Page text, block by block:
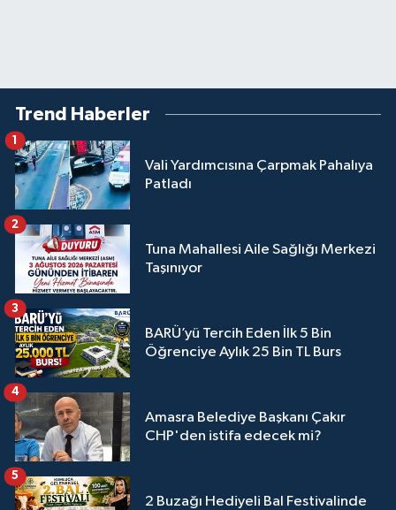
Trend Haberler
Vali Yardımcısına Çarpmak Pahalıya
Patladı
1
Tuna Mahallesi Aile Sağlığı Merkezi
Taşınıyor
2
BARÜ’yü Tercih Eden İlk 5 Bin
Öğrenciye Aylık 25 Bin TL Burs
3
Amasra Belediye Başkanı Çakır
CHP'den istifa edecek mi?
4
2 Buzağı Hediyeli Bal Festivalinde
5